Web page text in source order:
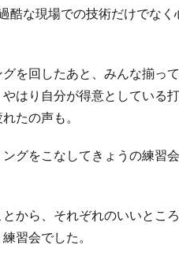
酷な現場での技術だけでなく
を回したあと、みんな揃っ
はり自分が得意としている
たの声も。
グをこなしてきょうの練習
から、それぞれのいいとこ
習会でした。